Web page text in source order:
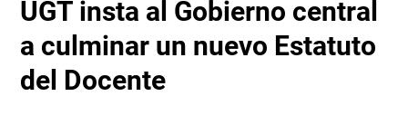
UGT insta al Gobierno central
a culminar un nuevo Estatuto
del Docente